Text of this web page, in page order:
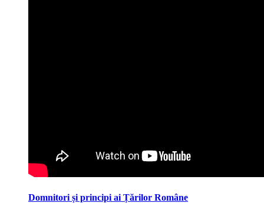
Domnitori și principi ai Țărilor Române